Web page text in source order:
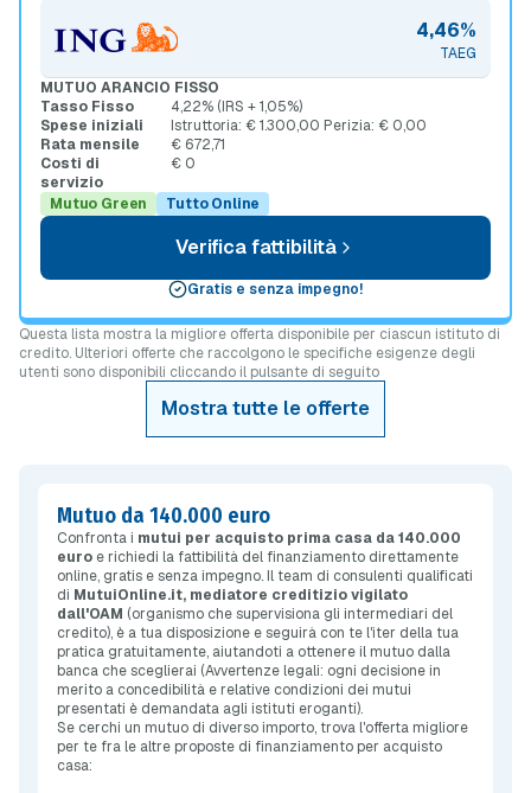
4,46%
TAEG
MUTUO ARANCIO FISSO
Tasso Fisso
4,22% (IRS + 1,05%)
Spese iniziali
Istruttoria: € 1.300,00 Perizia: € 0,00
Rata mensile
€ 672,71
Costi di
servizio
€ 0
Mutuo Green Tutto Online
Verifica fattibilità
Gratis e senza impegno!
Questa lista mostra la migliore offerta disponibile per ciascun istituto di
credito. Ulteriori offerte che raccolgono le specifiche esigenze degli
utenti sono disponibili cliccando il pulsante di seguito
Mostra tutte le offerte
Mutuo da 140.000 euro
Confronta i mutui per acquisto prima casa da 140.000
euro e richiedi la fattibilità del finanziamento direttamente
online, gratis e senza impegno. Il team di consulenti qualificati
di MutuiOnline.it, mediatore creditizio vigilato
dall'OAM (organismo che supervisiona gli intermediari del
credito), è a tua disposizione e seguirà con te l'iter della tua
pratica gratuitamente, aiutandoti a ottenere il mutuo dalla
banca che sceglierai (Avvertenze legali: ogni decisione in
merito a concedibilità e relative condizioni dei mutui
presentati è demandata agli istituti eroganti).
Se cerchi un mutuo di diverso importo, trova l'offerta migliore
per te fra le altre proposte di finanziamento per acquisto
casa: